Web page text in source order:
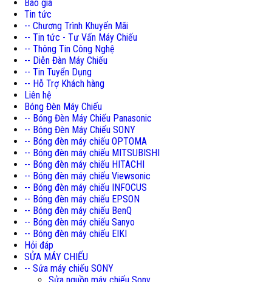
Báo giá
Tin tức
-- Chương Trình Khuyến Mãi
-- Tin tức - Tư Vấn Máy Chiếu
-- Thông Tin Công Nghệ
-- Diễn Đàn Máy Chiếu
-- Tin Tuyển Dụng
-- Hỗ Trợ Khách hàng
Liên hệ
Bóng Đèn Máy Chiếu
-- Bóng Đèn Máy Chiếu Panasonic
-- Bóng Đèn Máy Chiếu SONY
-- Bóng đèn máy chiếu OPTOMA
-- Bóng đèn máy chiếu MITSUBISHI
-- Bóng đèn máy chiếu HITACHI
-- Bóng đèn máy chiếu Viewsonic
-- Bóng đèn máy chiếu INFOCUS
-- Bóng đèn máy chiếu EPSON
-- Bóng đèn máy chiếu BenQ
-- Bóng đèn máy chiếu Sanyo
-- Bóng đèn máy chiếu EIKI
Hỏi đáp
SỬA MÁY CHIẾU
-- Sửa máy chiếu SONY